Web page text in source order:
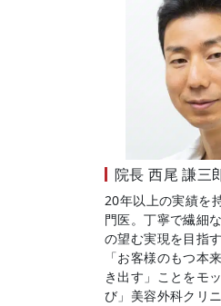
院長 西尾 謙三
20年以上の実績を
門医。丁寧で繊細
の望む実現を目指す
「お客様のもつ本
き出す」ことをモ
び」美容外科クリ